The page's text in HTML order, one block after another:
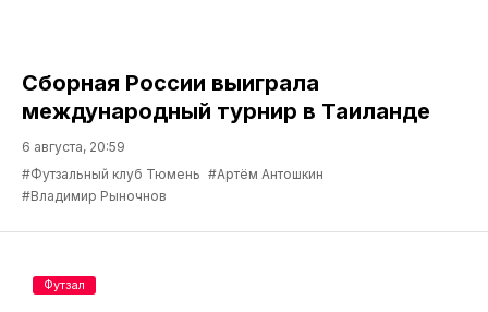
Сборная России выиграла
международный турнир в Таиланде
6 августа, 20:59
#Футзальный клуб Тюмень #Артём Антошкин
#Владимир Рыночнов
Футзал